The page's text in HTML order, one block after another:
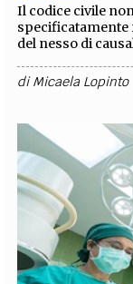
Il codice civile
del nesso di
diMicaela Lopinto